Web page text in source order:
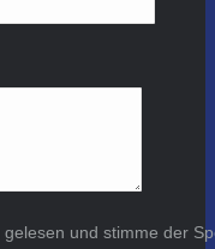
gelesen und stimme der